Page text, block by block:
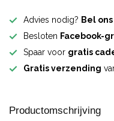
Advies nodig? Bel ons
Besloten Facebook-
Spaar voor gratis
Gratis verzending
Productomschrijving